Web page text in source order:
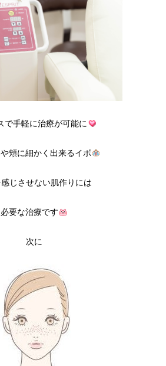
で手軽に治療が可能に
頬に細かく出来るイボ
じさせない肌作りには
必要な治療です
次に